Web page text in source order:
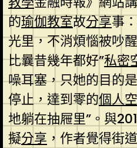
的瑜伽教室故分享事
光里，不消煩惱被吵
比曩昔幾年都好”私密
噪耳塞，只她的目的
停止，達到零的個人
地躺在抽屜里”。與
擬分享 ，作者覺得街